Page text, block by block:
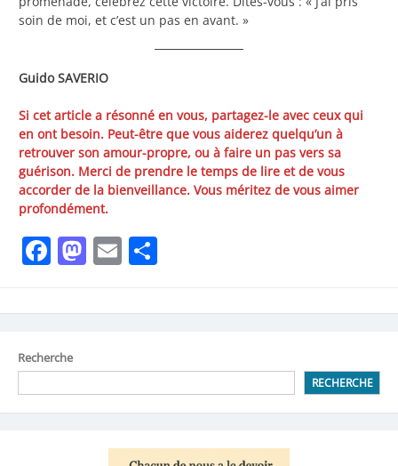
soin de moi, et c’est un pas en avant. »
Guido SAVERIO
Si cet article a résonné en vous, partagez-le avec ceux qui
en ont besoin. Peut-être que vous aiderez quelqu’un à
retrouver son amour-propre, ou à faire un pas vers sa
guérison. Merci de prendre le temps de lire et de vous
accorder de la bienveillance. Vous méritez de vous aimer
profondément.
Facebook
Mastodon
Email
Recherche
RECHERCHE